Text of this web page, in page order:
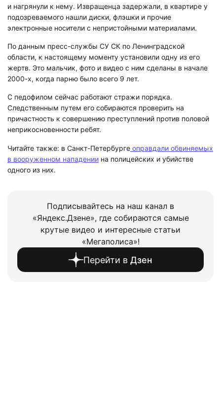
и нагрянули к нему. Извращенца задержали, в квартире у
подозреваемого нашли диски, флэшки и прочие
электронные носители с непристойными материалами.
По данным пресс-службы СУ СК по Ленинградской
области, к настоящему моменту установили одну из его
жертв. Это мальчик, фото и видео с ним сделаны в начале
2000-х, когда парню было всего 9 лет.
С педофилом сейчас работают стражи порядка.
Следственным путем его собираются проверить на
причастность к совершению преступлений против половой
неприкосновенности ребят.
Читайте также: в Санкт-Петербурге оправдали обвиняемых
в вооруженном нападении на полицейских и убийстве
одного из них.
Подписывайтесь на наш канал в
«Яндекс.Дзене», где собираются самые
крутые видео и интересные статьи
«Мегаполиса»!
Перейти в Дзен